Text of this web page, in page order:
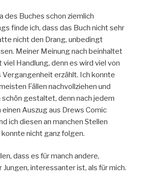
des Buches schon ziemlich
finde ich, dass das Buch nicht sehr
nicht den Drang, unbedingt
Meiner Meinung nach beinhaltet
viel Handlung, denn es wird viel von
erzählt. Ich konnte
Fällen nachvollziehen und
schön gestaltet, denn nach jedem
Auszug aus Drews Comic
ich diesen an manchen Stellen
nicht ganz folgen.
dass es für manch andere,
interessanter ist, als für mich.